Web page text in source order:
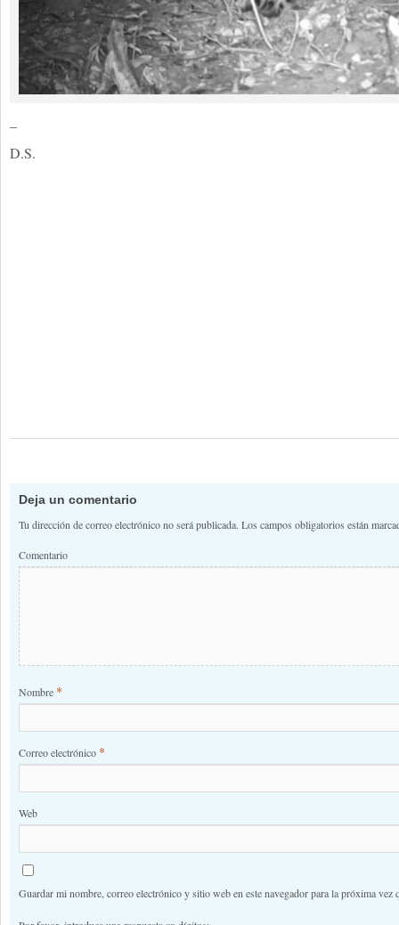
–
D.S.
Deja un comentario
Tu dirección de correo electrónico no será publicada. Los campos obligatorios están
Comentario
Nombre *
Correo electrónico *
Web
Guardar mi nombre, correo electrónico y sitio web en este navegador para la próxima vez